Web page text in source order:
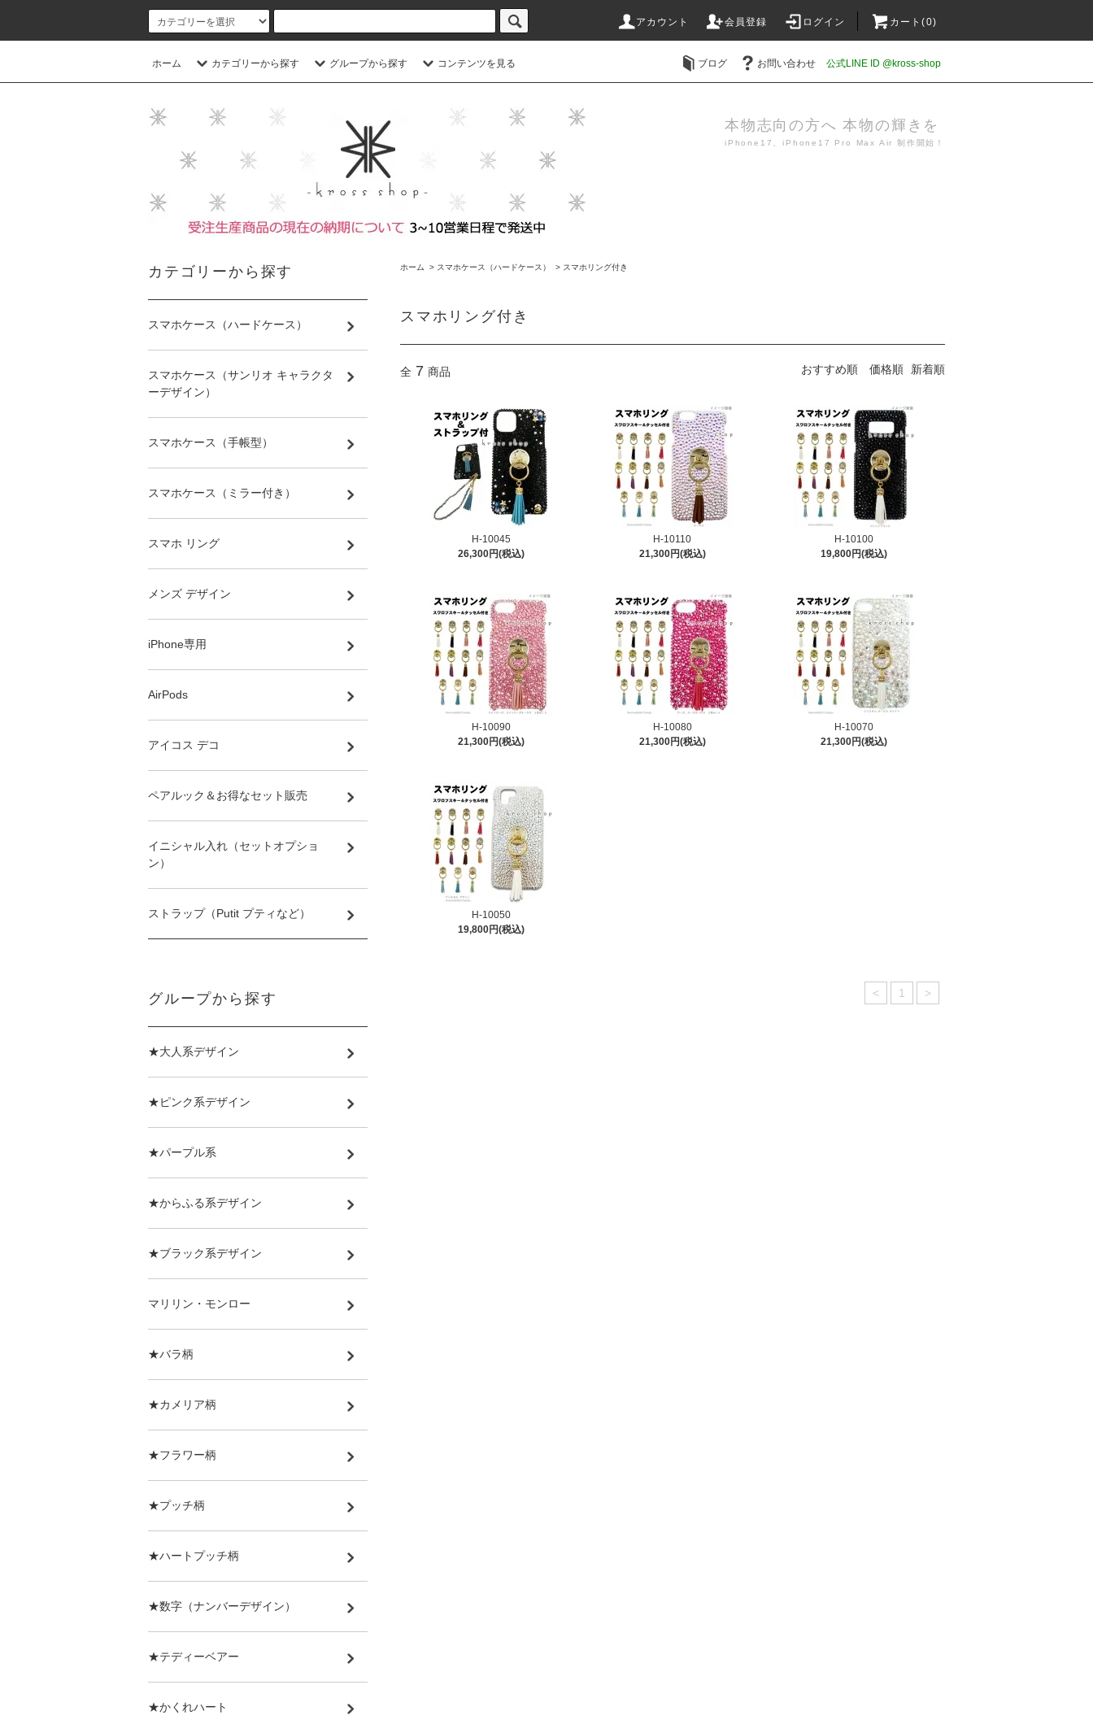
アカウント 会員登録 ログイン カート(0)
ホーム カテゴリーから探す グループから探す コンテンツを見る ブログ お問い合わせ 公式LINE ID @kross-shop
本物志向の方へ 本物の輝きを
iPhone17、iPhone17 Pro Max Air 制作開始！
ホーム > スマホケース（ハードケース） > スマホリング付き
スマホリング付き
全 7 商品 おすすめ順 価格順 新着順
H-10045
26,300円(税込)
H-10110
21,300円(税込)
H-10100
19,800円(税込)
H-10090
21,300円(税込)
H-10080
21,300円(税込)
H-10070
21,300円(税込)
H-10050
19,800円(税込)
< 1 >
カテゴリーから探す
スマホケース（ハードケース）
スマホケース（サンリオ キャラクタ
ーデザイン）
スマホケース（手帳型）
スマホケース（ミラー付き）
スマホ リング
メンズ デザイン
iPhone専用
AirPods
アイコス デコ
ペアルック＆お得なセット販売
イニシャル入れ（セットオプショ
ン）
ストラップ（Putit プティなど）
グループから探す
★大人系デザイン
★ピンク系デザイン
★パープル系
★からふる系デザイン
★ブラック系デザイン
マリリン・モンロー
★バラ柄
★カメリア柄
★フラワー柄
★プッチ柄
★ハートプッチ柄
★数字（ナンバーデザイン）
★テディーベアー
★かくれハート